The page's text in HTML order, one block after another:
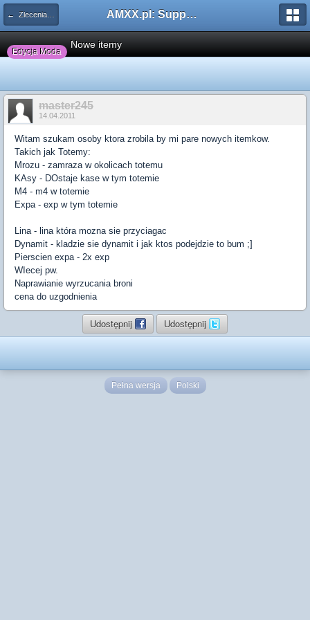
← Zlecenia płatne AMXX.pl: Support AMX Mod X i SourceMod
Edycja Moda
Nowe itemy
master245
14.04.2011
Witam szukam osoby ktora zrobila by mi pare nowych itemkow.
Takich jak Totemy:
Mrozu - zamraza w okolicach totemu
KAsy - DOstaje kase w tym totemie
M4 - m4 w totemie
Expa - exp w tym totemie
Lina - lina która mozna sie przyciagac
Dynamit - kladzie sie dynamit i jak ktos podejdzie to bum ;]
Pierscien expa - 2x exp
WIecej pw.
Naprawianie wyrzucania broni
cena do uzgodnienia
Udostępnij Udostępnij
Pełna wersja Polski